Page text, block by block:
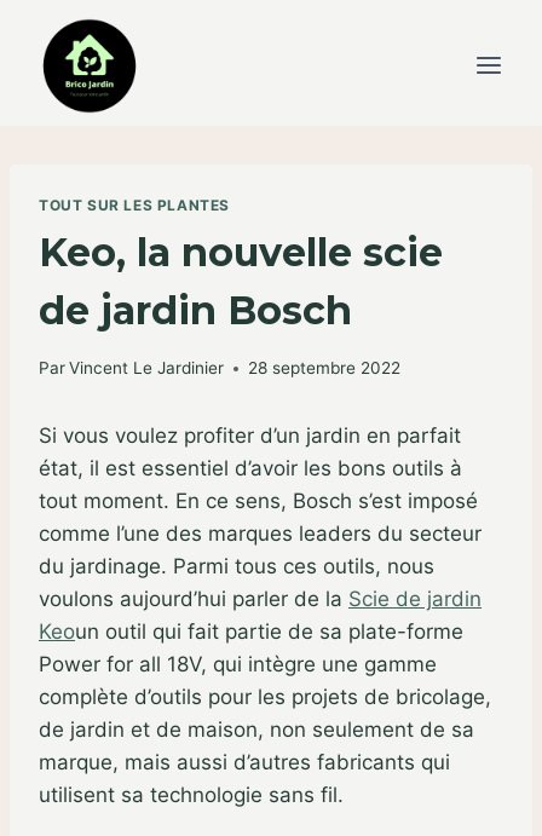
content
TOUT SUR LES PLANTES
Keo, la nouvelle scie
de jardin Bosch
ParVincent Le Jardinier 28 septembre 2022
Si vous voulez profiter d’un jardin en parfait
état, il est essentiel d’avoir les bons outils à
tout moment. En ce sens, Bosch s’est imposé
comme l’une des marques leaders du secteur
du jardinage. Parmi tous ces outils, nous
voulons aujourd’hui parler de la Scie de jardin
Keoun outil qui fait partie de sa plate-forme
Power for all 18V, qui intègre une gamme
complète d’outils pour les projets de bricolage,
de jardin et de maison, non seulement de sa
marque, mais aussi d’autres fabricants qui
utilisent sa technologie sans fil.